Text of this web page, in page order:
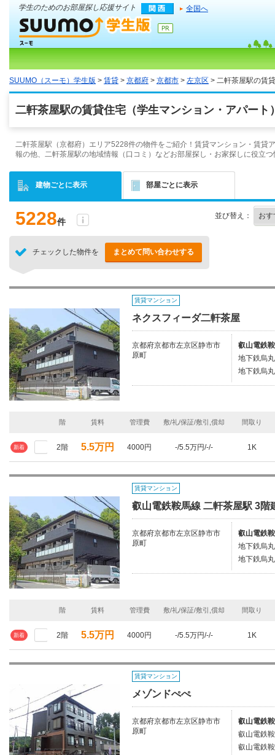
学生のためのお部屋探し応援サイト 全国へ
SUUMO（スーモ）学生版 > 賃貸 > 京都府 > 京都市 > 左京区 > 二軒茶屋駅の賃
二軒茶屋駅の賃貸住宅（学生マンション・アパート
二軒茶屋駅（京都府）エリア5228件の物件をご紹介！賃貸マンション・賃
報の他、二軒茶屋駅の地域情報（口コミ）などお部屋探し・お家探しに役立
建物ごとに表示 部屋ごとに表示
5228件
並び替え：
チェックした物件を まとめて問い合わせする
賃貸マンション
ネクスフィーダ二軒茶屋
京都府京都市左京区静市市
原町
叡山電鉄
地下鉄烏
地下鉄烏
階 賃料 管理費 敷/礼/保証/敷引,償却 間取り
新着 2階 5.5万円 4000円 -/5.5万円/-/- 1K
賃貸マンション
叡山電鉄鞍馬線 二軒茶屋駅 3階
京都府京都市左京区静市市
原町
叡山電鉄
地下鉄烏
地下鉄烏
階 賃料 管理費 敷/礼/保証/敷引,償却 間取り
新着 2階 5.5万円 4000円 -/5.5万円/-/- 1K
賃貸マンション
メゾンドぺぺ
京都府京都市左京区静市市
原町
叡山電鉄
叡山電鉄
叡山電鉄